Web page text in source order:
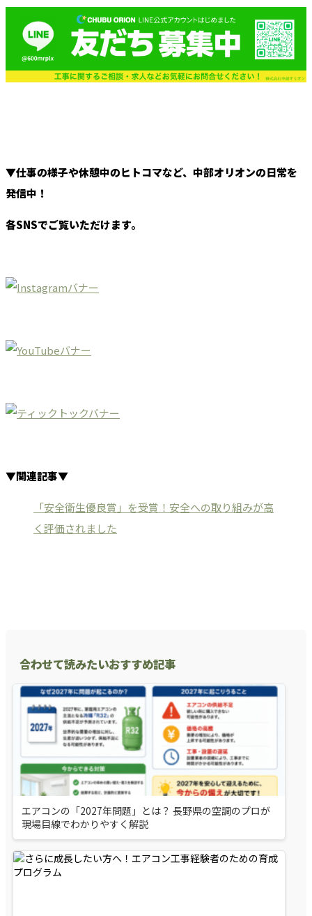
▼仕事の様子や休憩中のヒトコマなど、中部オリオンの日常を
発信中！
各SNSでご覧いただけます。
▼関連記事▼
「安全衛生優良賞」を受賞！安全への取り組みが高
く評価されました
合わせて読みたいおすすめ記事
エアコンの「2027年問題」とは？ 長野県の空調のプロが
現場目線でわかりやすく解説